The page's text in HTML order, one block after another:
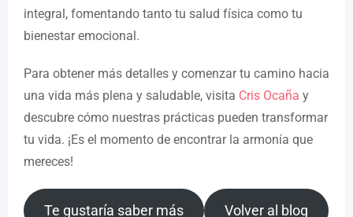
integral, fomentando tanto tu salud física como tu
bienestar emocional.
Para obtener más detalles y comenzar tu camino hacia
una vida más plena y saludable, visita Cris Ocaña y
descubre cómo nuestras prácticas pueden transformar
tu vida. ¡Es el momento de encontrar la armonía que
mereces!
Te gustaría saber más Volver al blog